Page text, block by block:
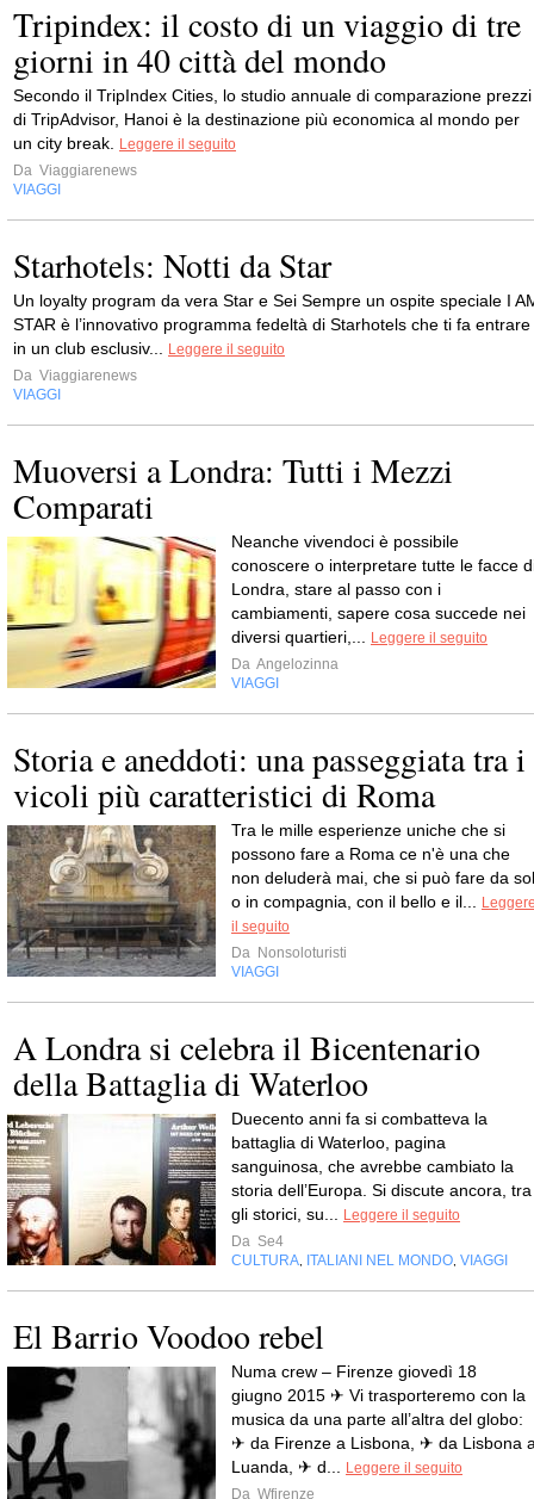
Tripindex: il costo di un viaggio di tre
giorni in 40 città del mondo
Secondo il TripIndex Cities, lo studio annuale di comparazione prezzi
di TripAdvisor, Hanoi è la destinazione più economica al mondo per
un city break.
Leggere il seguito
Da Viaggiarenews
VIAGGI
Starhotels: Notti da Star
Un loyalty program da vera Star e Sei Sempre un ospite speciale I
STAR è l’innovativo programma fedeltà di Starhotels che ti fa entrare
in un club esclusiv...
Leggere il seguito
Da Viaggiarenews
VIAGGI
Muoversi a Londra: Tutti i Mezzi
Comparati
Neanche vivendoci è possibile
conoscere o interpretare tutte le facce
Londra, stare al passo con i
cambiamenti, sapere cosa succede nei
diversi quartieri,...
Leggere il seguito
Da Angelozinna
VIAGGI
Storia e aneddoti: una passeggiata tra i
vicoli più caratteristici di Roma
Tra le mille esperienze uniche che si
possono fare a Roma ce n'è una che
non deluderà mai, che si può fare da
o in compagnia, con il bello e il...
il seguito
Da Nonsoloturisti
VIAGGI
A Londra si celebra il Bicentenario
della Battaglia di Waterloo
Duecento anni fa si combatteva la
battaglia di Waterloo, pagina
sanguinosa, che avrebbe cambiato la
storia dell’Europa. Si discute ancora, tra
gli storici, su...
Leggere il seguito
Da Se4
CULTURA
ITALIANI NEL MONDO VIAGGI
El Barrio Voodoo rebel
Numa crew – Firenze giovedì 18
giugno 2015 ✈ Vi trasporteremo con la
musica da una parte all’altra del globo:
✈ da Firenze a Lisbona, ✈ da Lisbona
Luanda, ✈ d...
Leggere il seguito
Da Wfirenze